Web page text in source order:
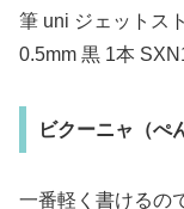
筆 uni ジェットス
0.5mm 黒 1本
ビクーニャ（ぺ
一番軽く書けるの